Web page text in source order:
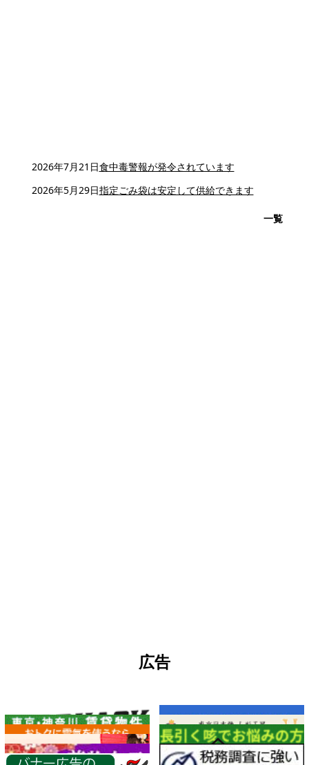
2026年7月21日食中毒警報が発令されています
2026年5月29日指定ごみ袋は安定して供給できます
一覧
広告